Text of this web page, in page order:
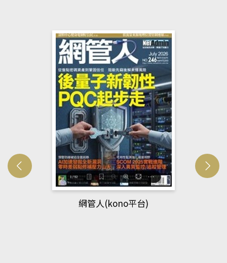
網管人(kono平台)